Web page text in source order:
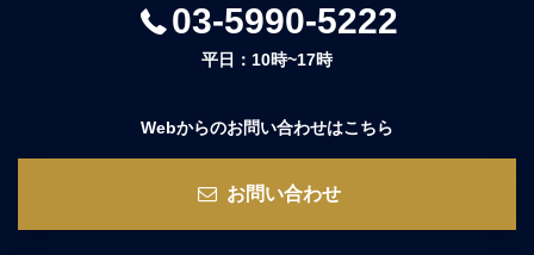
03-5990-5222
平日：10時~17時
Webからのお問い合わせはこちら
お問い合わせ